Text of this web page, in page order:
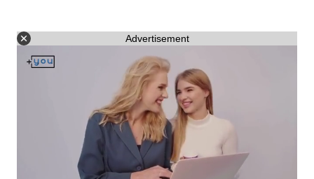
Advertisement